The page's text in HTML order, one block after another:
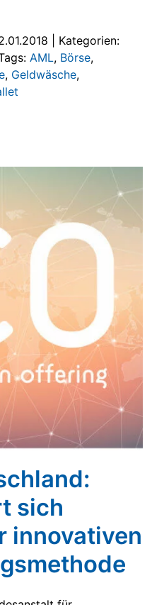
Kategorien:
AML, Börse,
, Geldwäsche,
sich
innovativen